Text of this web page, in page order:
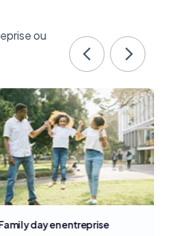
ou
day en entreprise